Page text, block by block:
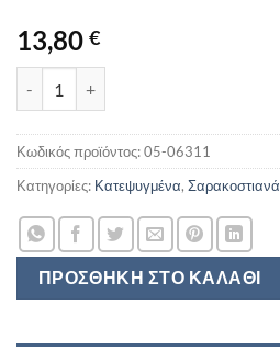
13,80 €
ΠΡΟΣΘΉΚΗ ΣΤΟ ΚΑΛΆΘΙ
Κωδικός προϊόντος:05-06311
Κατηγορίες: Κατεψυγμένα, Σαρακοστιανά